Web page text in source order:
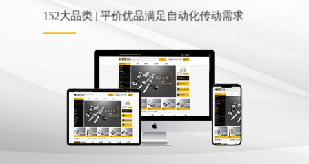
152大品类 | 平价优品满足自动化传动需求